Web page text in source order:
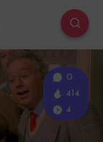
0
414
4